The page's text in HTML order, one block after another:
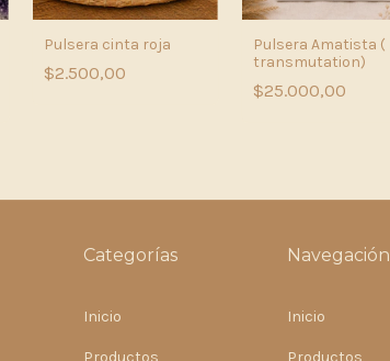
Pulsera cinta roja
$2.500,00
Pulsera Amatista (
transmutation)
$25.000,00
Categorías
Inicio
Navegación
Inicio